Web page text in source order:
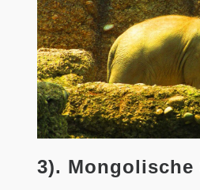
3). Mongolische